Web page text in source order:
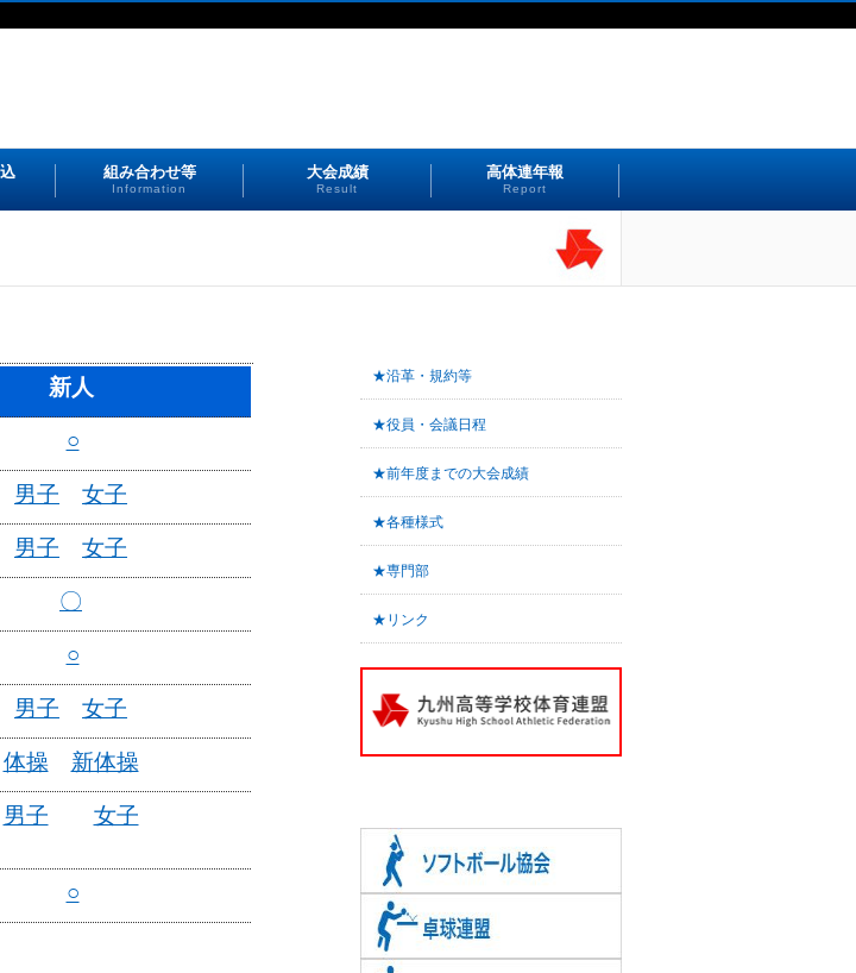
組み合わせ等
Information
大会成績
Result
高体連年報
Report
新人
○
男子 女子
男子 女子
〇
○
男子 女子
体操 新体操
男子 女子
○
★沿革・規約等
★役員・会議日程
★前年度までの大会成績
★各種様式
★専門部
★リンク